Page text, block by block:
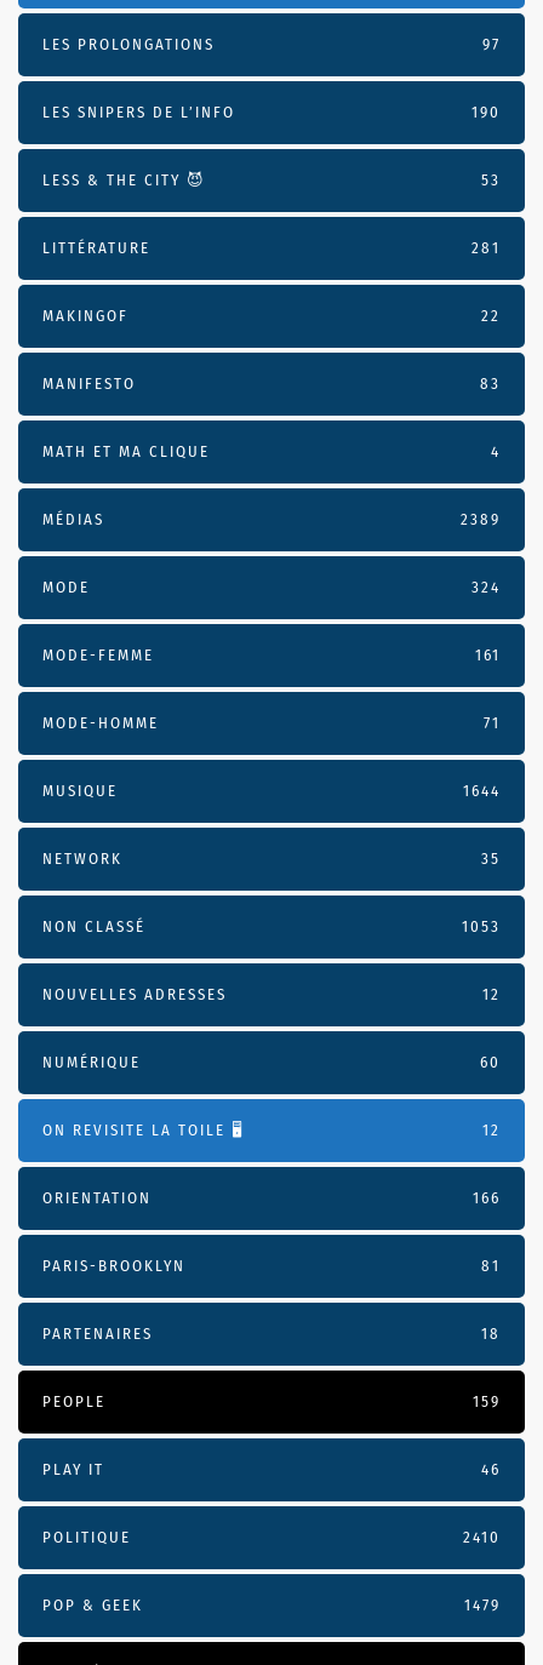
LES PROLONGATIONS 97
LES SNIPERS DE L’INFO 190
LESS & THE CITY 😈 53
LITTÉRATURE 281
MAKINGOF 22
MANIFESTO 83
MATH ET MA CLIQUE 4
MÉDIAS 2389
MODE 324
MODE-FEMME 161
MODE-HOMME 71
MUSIQUE 1644
NETWORK 35
NON CLASSÉ 1053
NOUVELLES ADRESSES 12
NUMÉRIQUE 60
ON REVISITE LA TOILE 🖥️ 12
ORIENTATION 166
PARIS-BROOKLYN 81
PARTENAIRES 18
PEOPLE 159
PLAY IT 46
POLITIQUE 2410
POP & GEEK 1479